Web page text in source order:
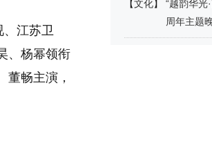
、江苏卫
、杨幂领衔
董畅主演，
【文化】
“越韵华光
周年主题